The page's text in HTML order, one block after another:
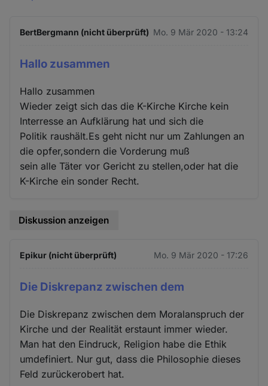
BertBergmann (nicht überprüft) Mo. 9 Mär 2020 - 13:24
Hallo zusammen
Hallo zusammen
Wieder zeigt sich das die K-Kirche Kirche kein
Interresse an Aufklärung hat und sich die
Politik raushält.Es geht nicht nur um Zahlungen an
die opfer,sondern die Vorderung muß
sein alle Täter vor Gericht zu stellen,oder hat die
K-Kirche ein sonder Recht.
Diskussion anzeigen
Epikur (nicht überprüft) Mo. 9 Mär 2020 - 17:26
Die Diskrepanz zwischen dem
Die Diskrepanz zwischen dem Moralanspruch der
Kirche und der Realität erstaunt immer wieder.
Man hat den Eindruck, Religion habe die Ethik
umdefiniert. Nur gut, dass die Philosophie dieses
Feld zurückerobert hat.